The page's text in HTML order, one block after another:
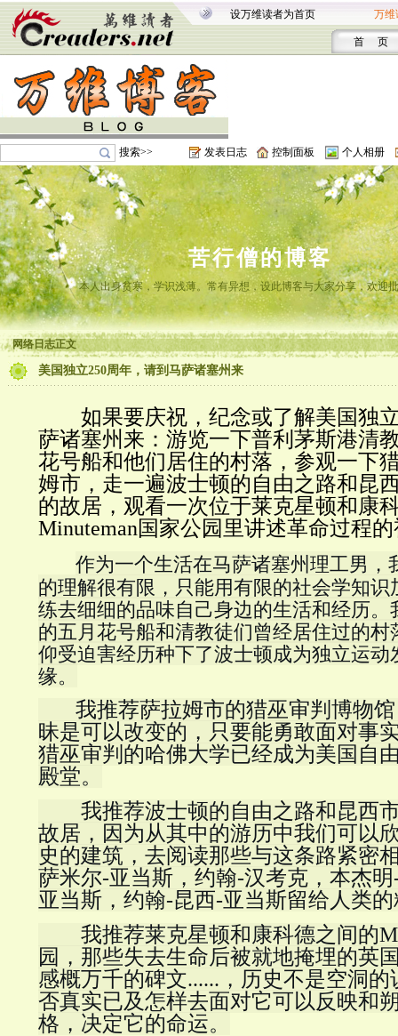
设万维读者为首页 万维
首 页
搜索>> 发表日志 控制面板 个人相册
苦行僧的博客
本人出身贫寒，学识浅薄。常有异想，设此博客与大家分享，欢迎
网络日志正文
美国独立250周年，请到马萨诸塞州来
如果要庆祝，纪念或了解美国独立
萨诸塞州来：游览一下普利茅斯港清
花号船和他们居住的村落，参观一下
姆市，走一遍波士顿的自由之路和昆
的故居，观看一次位于莱克星顿和康
Minuteman国家公园里讲述革命过程的
作为一个生活在马萨诸塞州理工男，
的理解很有限，只能用有限的社会学知
练去细细的品味自己身边的生活和经历。
的五月花号船和清教徒们曾经居住过的
仰受迫害经历种下了波士顿成为独立运动
缘。
昧是可以改变的，只要能勇敢面对事
猎巫审判的哈佛大学已经成为美国自
殿堂。
故居，因为从其中的游历中我们可以
史的建筑，去阅读那些与这条路紧密
萨米尔-亚当斯，约翰-汉考克，本杰
亚当斯，约翰-昆西-亚当斯留给人类
园，那些失去生命后被就地掩埋的英
感概万千的碑文......，历史不是空洞
否真实已及怎样去面对它可以反映和
格，决定它的命运。